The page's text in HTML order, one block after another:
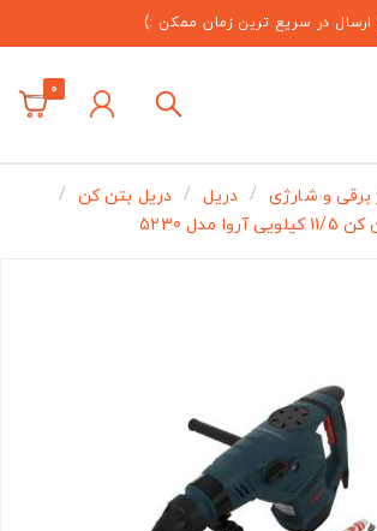
ارسال در سریع ترین زمان ممکن :)
0
برقی و شارژی دریل
دریل بتن کن
آروا مدل 5230